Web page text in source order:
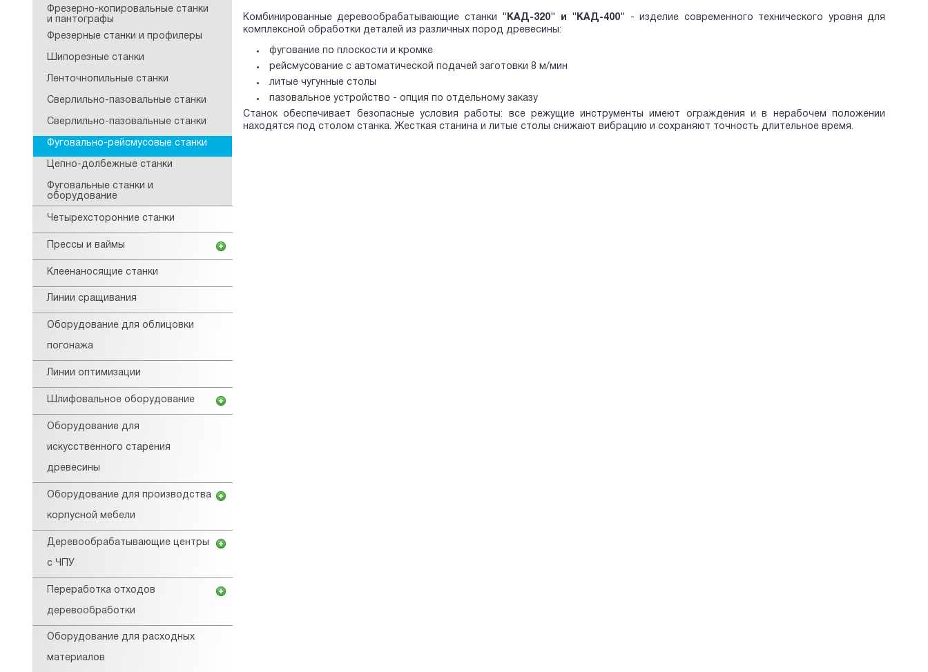
Фрезерно-копировальные станки
и пантографы
Фрезерные станки и профилеры
Шипорезные станки
Ленточнопильные станки
Сверлильно-пазовальные станки
Сверлильно-пазовальные станки
Фуговально-рейсмусовые станки
Цепно-долбежные станки
Фуговальные станки и
оборудование
Четырехсторонние станки
Прессы и ваймы
Клеенаносящие станки
Линии сращивания
Оборудование для облицовки
погонажа
Линии оптимизации
Шлифовальное оборудование
Оборудование для
искусственного старения
древесины
Оборудование для производства
корпусной мебели
Деревообрабатывающие центры
с ЧПУ
Переработка отходов
деревообработки
Оборудование для расходных
материалов
Комбинированные деревообрабатывающие станки "КАД-320" и "КАД-400" - изделие современного технического уровня для
комплексной обработки деталей из различных пород древесины:
фугование по плоскости и кромке
рейсмусование с автоматической подачей заготовки 8 м/мин
литые чугунные столы
пазовальное устройство - опция по отдельному заказу
Станок обеспечивает безопасные условия работы: все режущие инструменты имеют ограждения и в нерабочем положении
находятся под столом станка. Жесткая станина и литые столы снижают вибрацию и сохраняют точность длительное время.